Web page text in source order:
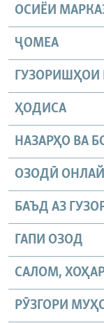
ОСИЁИ
ҶОМEА
ГУЗОРИШҲОИ
ҲОДИСА
НАЗАРҲО ВА
ОЗОДӢ
БАЪД АЗ
ГАПИ ОЗОД
САЛОМ,
РӮЗГОРИ